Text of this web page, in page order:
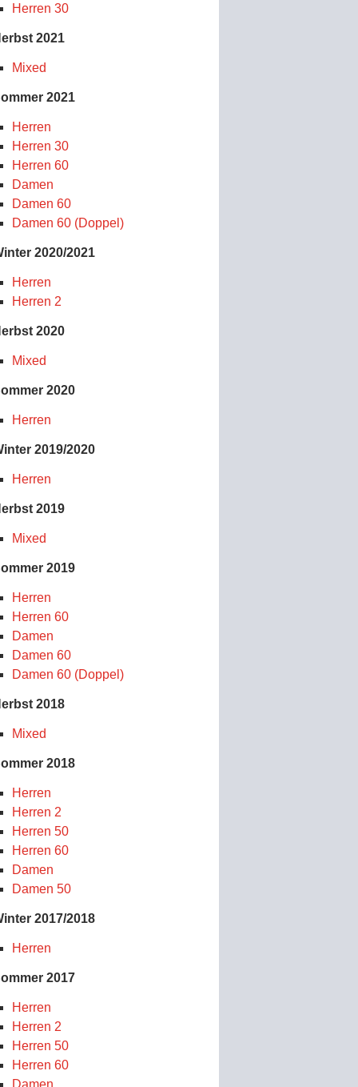
Herren 30
2021
Mixed
2021
Herren
Herren 30
Herren 60
Damen
Damen 60
Damen 60 (Doppel)
2020/2021
Herren
Herren 2
2020
Mixed
2020
Herren
2019/2020
Herren
2019
Mixed
2019
Herren
Herren 60
Damen
Damen 60
Damen 60 (Doppel)
2018
Mixed
2018
Herren
Herren 2
Herren 50
Herren 60
Damen
Damen 50
2017/2018
Herren
2017
Herren
Herren 2
Herren 50
Herren 60
Damen